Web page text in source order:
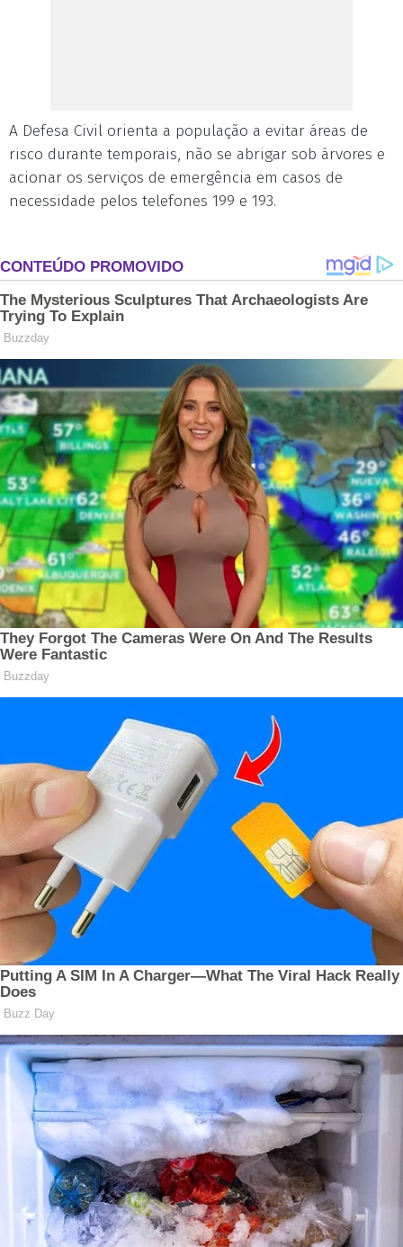
A Defesa Civil orienta a população a evitar áreas de
risco durante temporais, não se abrigar sob árvores e
acionar os serviços de emergência em casos de
necessidade pelos telefones 199 e 193.